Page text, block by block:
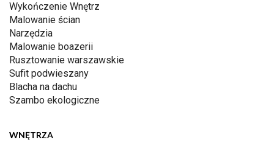
Wykończenie Wnętrz
Malowanie ścian
Narzędzia
Malowanie boazerii
Rusztowanie warszawskie
Sufit podwieszany
Blacha na dachu
Szambo ekologiczne
WNĘTRZA